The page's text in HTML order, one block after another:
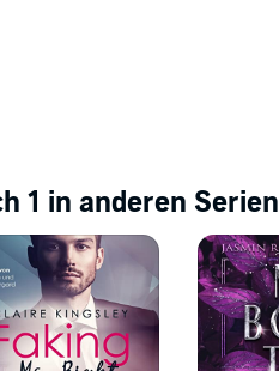
1 in anderen Serien